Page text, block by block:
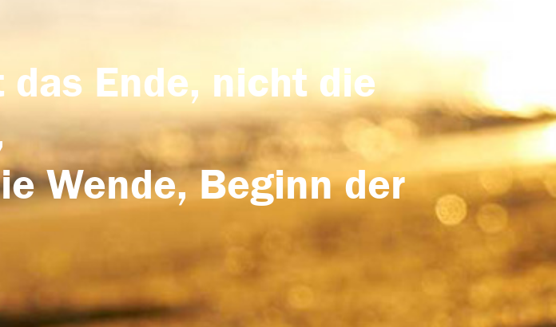
das Ende, nicht die
Wende, Beginn der